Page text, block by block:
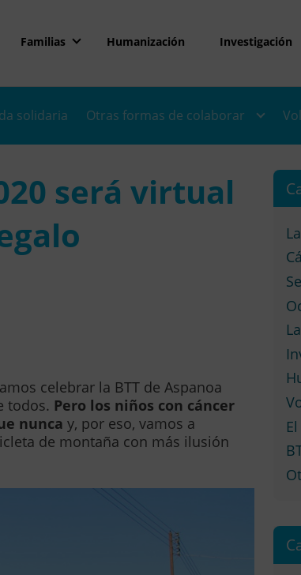
Familias Humanización Investigación
solidaria Otras formas de colaborar
será virtual
celebrar la BTT de Aspanoa
todos. Pero los niños con cáncer
nunca y, por eso, vamos a
de montaña con más ilusión